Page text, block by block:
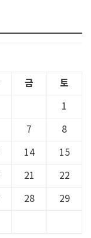
금 토
1
7 8
14 15
21 22
28 29